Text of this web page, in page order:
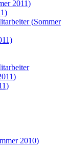
2011)
(Sommer
2010)